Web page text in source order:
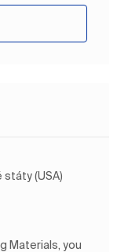
státy (USA)
Materials, you